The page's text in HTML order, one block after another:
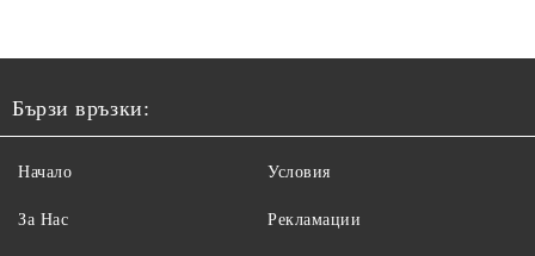
Бързи връзки:
Начало
За Нас
Условия
Рекламации